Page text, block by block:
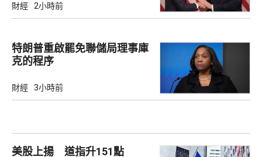
財經 2小時前
特朗普重啟罷免聯儲局理事庫
克的程序
財經 3小時前
美股上揚 道指升151點